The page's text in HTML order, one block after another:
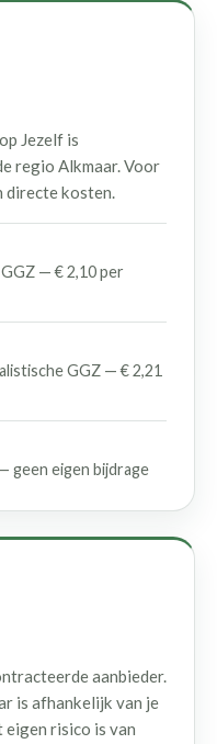
Jezelf is
regio Alkmaar. Voor
directe kosten.
— € 2,10 per
GGZ — € 2,21
geen eigen bijdrage
aanbieder.
is afhankelijk van je
risico is van